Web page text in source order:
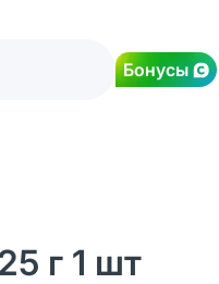
Бонусы
г 1 шт